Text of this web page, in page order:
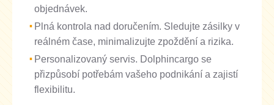
objednávek.
Plná kontrola nad doručením. Sledujte zásilky v
reálném čase, minimalizujte zpoždění a rizika.
Personalizovaný servis. Dolphincargo se
přizpůsobí potřebám vašeho podnikání a zajistí
flexibilitu.